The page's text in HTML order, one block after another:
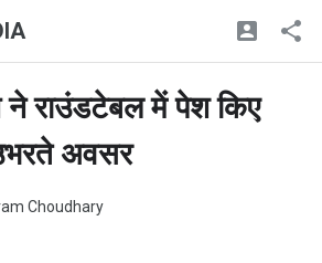
राउंडटेबल में पेश किए
उभरते अवसर
Choudhary